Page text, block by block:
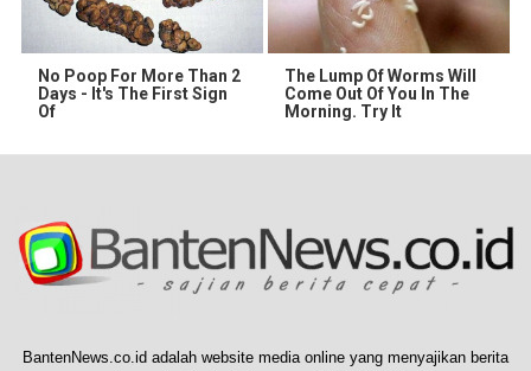
No Poop For More Than 2
Days - It's The First Sign
Of
The Lump Of Worms Will
Come Out Of You In The
Morning. Try It
BantenNews.co.id adalah website media online yang menyajikan berita